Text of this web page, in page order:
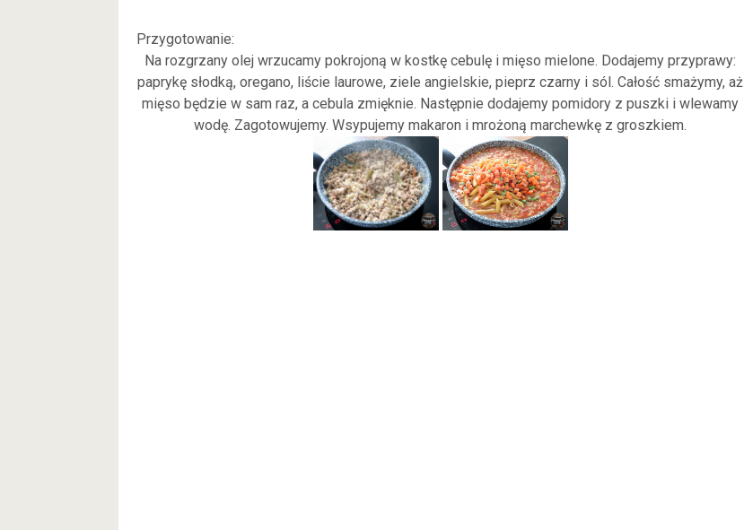
Przygotowanie:
Na rozgrzany olej wrzucamy pokrojoną w kostkę cebulę i mięso mielone. Dodajemy przyprawy:
paprykę słodką, oregano, liście laurowe, ziele angielskie, pieprz czarny i sól. Całość smażymy, aż
mięso będzie w sam raz, a cebula zmięknie. Następnie dodajemy pomidory z puszki i wlewamy
wodę. Zagotowujemy. Wsypujemy makaron i mrożoną marchewkę z groszkiem.